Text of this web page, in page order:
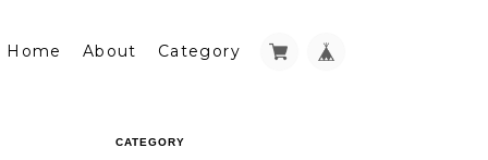
Home About Category
CATEGORY